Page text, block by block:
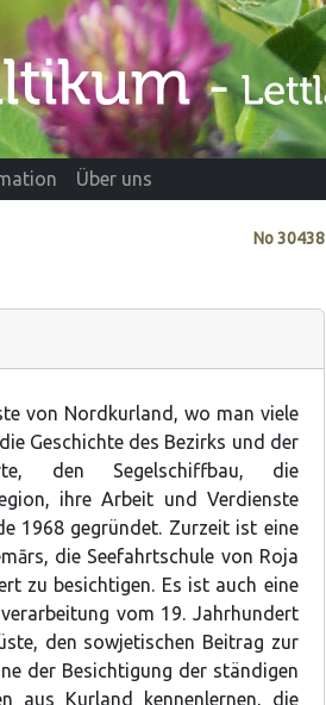
Über uns
No30438
von Nordkurland, wo man viele
Geschichte des Bezirks und der
den Segelschiffbau, die
ihre Arbeit und Verdienste
1968 gegründet. Zurzeit ist eine
die Seefahrtschule von Roja
zu besichtigen. Es ist auch eine
vom 19. Jahrhundert
den sowjetischen Beitrag zur
der Besichtigung der ständigen
aus Kurland kennenlernen, die